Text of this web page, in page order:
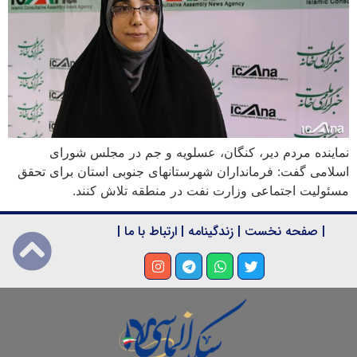
نماینده مردم دیر، کنگان، عسلویه و جم در مجلس شورای
اسلامی گفت: فرمانداران شهرستانهای جنوبی استان برای تحقق
مسئولیت اجتماعی وزارت نفت در منطقه تلاش کنند.
| صفحه نخست | زندگینامه | ارتباط با ما |